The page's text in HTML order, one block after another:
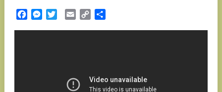
FacebookMessenger
TwitterEmail Copy